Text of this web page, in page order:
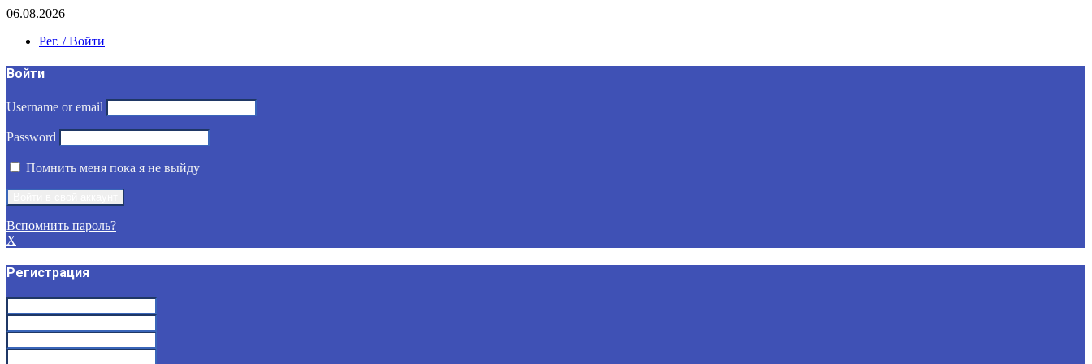
06.08.2026
Рег. / Войти
Войти
Username or email
Password
Помнить меня пока я не выйду
Вспомнить пароль?
X
Регистрация